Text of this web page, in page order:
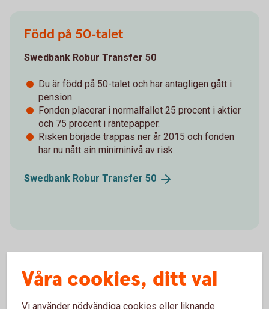
Född på 50-talet
Swedbank Robur Transfer 50
Du är född på 50-talet och har antagligen gått i
pension.
Fonden placerar i normalfallet 25 procent i aktier
och 75 procent i räntepapper.
Risken började trappas ner år 2015 och fonden
har nu nått sin miniminivå av risk.
Swedbank Robur Transfer 50
Våra cookies, ditt val
Vi använder nödvändiga cookies eller liknande